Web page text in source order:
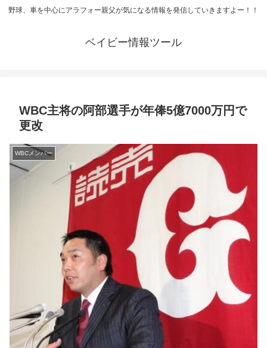
野球、車を中心にアラフォー親父が気になる情報を発信していきますよー！！
ベイビー情報ツール
WBC主将の阿部選手が年俸5億7000万円で
更改
WBCメンバー